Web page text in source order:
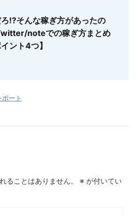
⁉そんな稼ぎ方があったの
noteでの稼ぎ方まとめ
イント4つ】
ート
ることはありません。 ※ が付いてい